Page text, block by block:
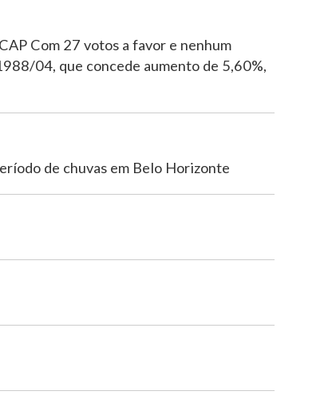
Com 27 votos a favor e nenhum
04, que concede aumento de 5,60%,
de chuvas em Belo Horizonte